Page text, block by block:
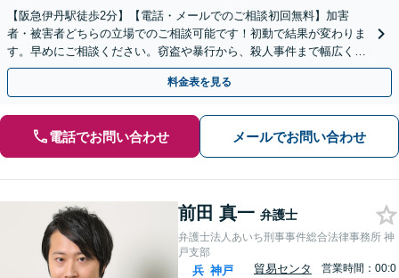
【阪急伊丹駅徒歩2分】【電話・メールでのご相談初回無料】加害
者・被害者どちらの立場でのご相談可能です！初動で結果が変わりま
す。早めにご相談ください。窃盗や暴行から、殺人事件まで幅広く対
応いたします【夜間休日対応可】【オンライン面談可】
料金表を見る
電話でお問い合わせ メールでお問い合わせ
前田 真一 弁護士
弁護士法人あいち刑事事件総合法律事務所 神
戸支部
兵 神戸
貿易センタ
営業時間：00:0